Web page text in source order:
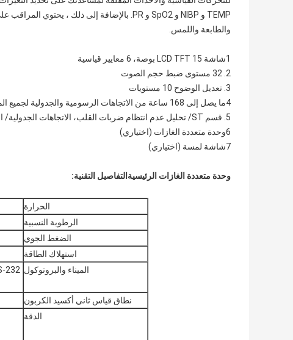
والطابعة واللمس.
1شاشة LCD TFT 15 بوصة، 6 معايير قياسية
2. 32 مستوى ضبط حجم الصوت
3. تعديل الوضوح 10 مستويات
4ما يصل إلى 168 ساعة من الاتجاهات الرسومية والجدولية لجميع المعايير
5. قسم ST/ تحليل عدم انتظام ضربات القلب، الاتجاهات الجدولية/ الاتجاهات الرسومية، حسابات الأدوية، OXY CRG
6وحدة متعددة الغازات (اختياري)
7شاشة لمسة (اختياري)
وحدة متعددة الغازات الرئيسية التفاصيل التقنية:
الحرارة
الرطوبة النسبية
الضغط الجوي
استهلاك الطاقة
الميناء والبروتوكول
نطاق قياس ثاني أكسيد الكربون
الدقة